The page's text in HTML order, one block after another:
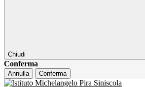
Chiudi
Conferma
Annulla Conferma